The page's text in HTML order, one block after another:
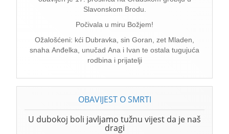
Slavonskom Brodu.
Počivala u miru Božjem!
Ožalošćeni: kći Dubravka, sin Goran, zet Mladen,
snaha Anđelka, unučad Ana i Ivan te ostala tugujuća
rodbina i prijatelji
OBAVIJEST O SMRTI
U dubokoj boli javljamo tužnu vijest da je naš
dragi